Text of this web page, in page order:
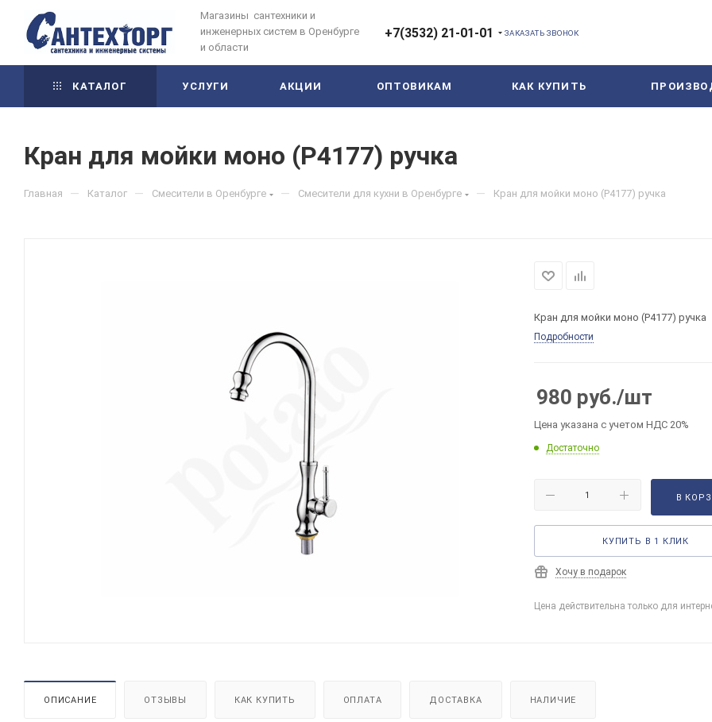
Магазины сантехники и
инженерных систем в Оренбурге
и области
+7(3532) 21-01-01 ЗАКАЗАТЬ ЗВОНОК
КАТАЛОГ УСЛУГИ АКЦИИ ОПТОВИКАМ КАК КУПИТЬ
Кран для мойки моно (P4177) ручка
Главная — Каталог — Смесители в Оренбурге — Смесители для кухни в Оренбурге — Кран для мойки моно (P4177) ручка
Кран для мойки моно (P4177) ручка
Подробности
980 руб./шт
Цена указана с учетом НДС 20%
Достаточно
В
КУПИТЬ В 1 КЛИК
Хочу в подарок
Цена действительна только для
ОПИСАНИЕ ОТЗЫВЫ КАК КУПИТЬ ОПЛАТА ДОСТАВКА НАЛИЧИЕ